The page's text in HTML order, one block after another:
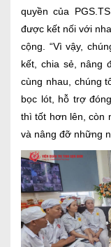
quyền của
được kết nối với
cộng. “Vì vậy,
kết, chia sẻ, nâng
cùng nhau, chúng
bọc lót, hỗ trợ
thì tốt hơn lên, còn
và nâng đỡ những